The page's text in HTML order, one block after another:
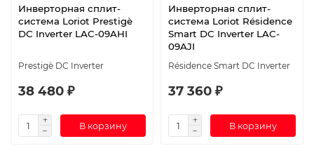
Инверторная сплит-
система Loriot Prestigè
DC Inverter LAC-09AHI
Prestigè DC Inverter
38 480 ₽
В корзину
Инверторная сплит-
система Loriot Résidence
Smart DC Inverter LAC-
09AJI
Résidence Smart DC Inverter
37 360 ₽
В корзину